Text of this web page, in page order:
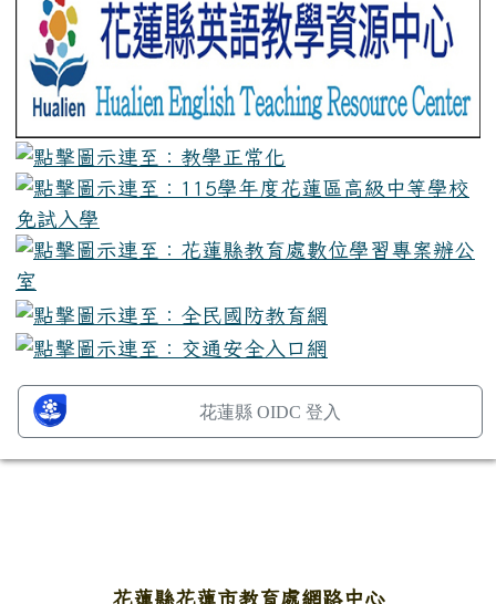
花蓮縣 OIDC 登入
頁尾區域內容
花蓮縣花蓮市教育處網路中心